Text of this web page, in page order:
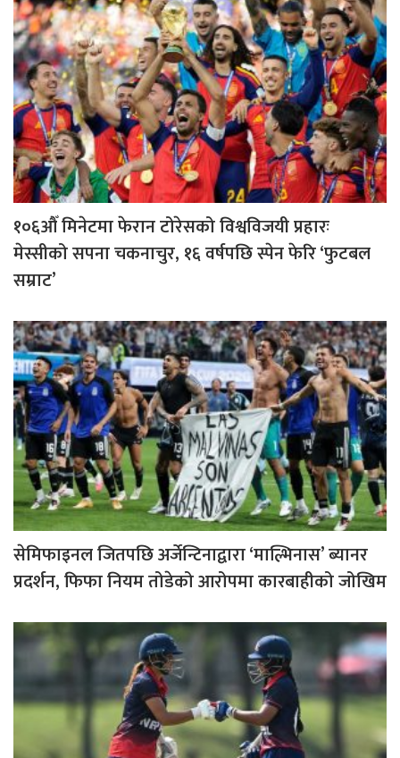
१०६औँ मिनेटमा फेरान टोरेसको विश्वविजयी प्रहारः
मेस्सीको सपना चकनाचुर, १६ वर्षपछि स्पेन फेरि ‘फुटबल
सम्राट’
सेमिफाइनल जितपछि अर्जेन्टिनाद्वारा ‘माल्भिनास’ ब्यानर
प्रदर्शन, फिफा नियम तोडेको आरोपमा कारबाहीको जोखिम